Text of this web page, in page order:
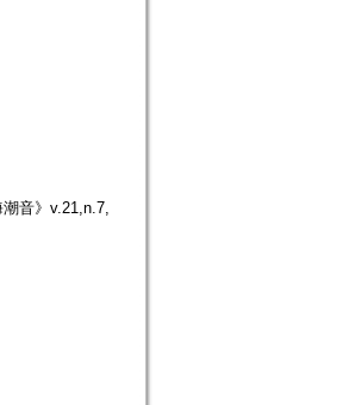
音》v.21,n.7,